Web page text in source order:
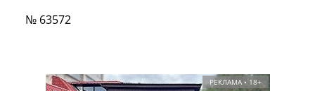
№ 63572
РЕКЛАМА • 18+